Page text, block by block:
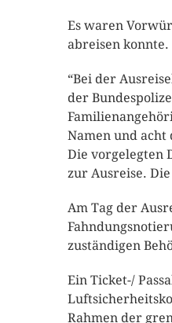
Es waren
abreisen konnte.
“Bei der
der
Namen und acht
Die vorgelegten
zur Ausreise.
Am Tag der
zuständigen
Ein Ticket-/
Rahmen der